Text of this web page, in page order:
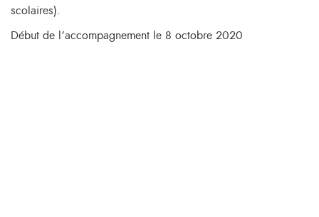
scolaires).
Début de l’accompagnement le 8 octobre 2020